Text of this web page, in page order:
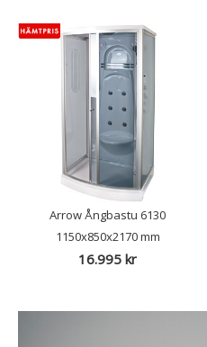
Arrow Ångbastu 6130
1150x850x2170 mm
16.995 kr